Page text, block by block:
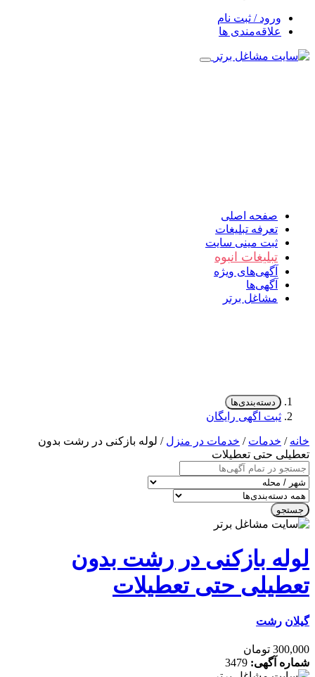
ورود / ثبت نام
علاقه‌مندی ها
صفحه اصلی
تعرفه تبلیغات
ثبت مینی سایت
تبلیغات انبوه
آگهی‌های ویژه
آگهی‌ها
مشاغل برتر
دسته‌بندی‌ها
ثبت اگهی رایگان
/خدمات/خدمات در منزل / لوله بازکنی در رشت بدون
حتی تعطیلات
بازکنی در رشت بدون
حتی تعطیلات
رشت
تومان
آگهی:3479